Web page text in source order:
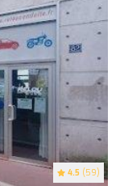
4.5 (59)